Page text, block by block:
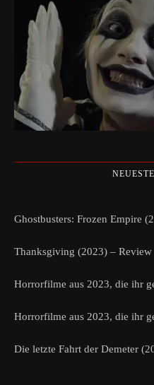
Ghostbusters: Frozen Empire
Thanksgiving (2023) – Review
Horrorfilme aus 2023, die ihr
Horrorfilme aus 2023, die ihr
Die letzte Fahrt der Demeter